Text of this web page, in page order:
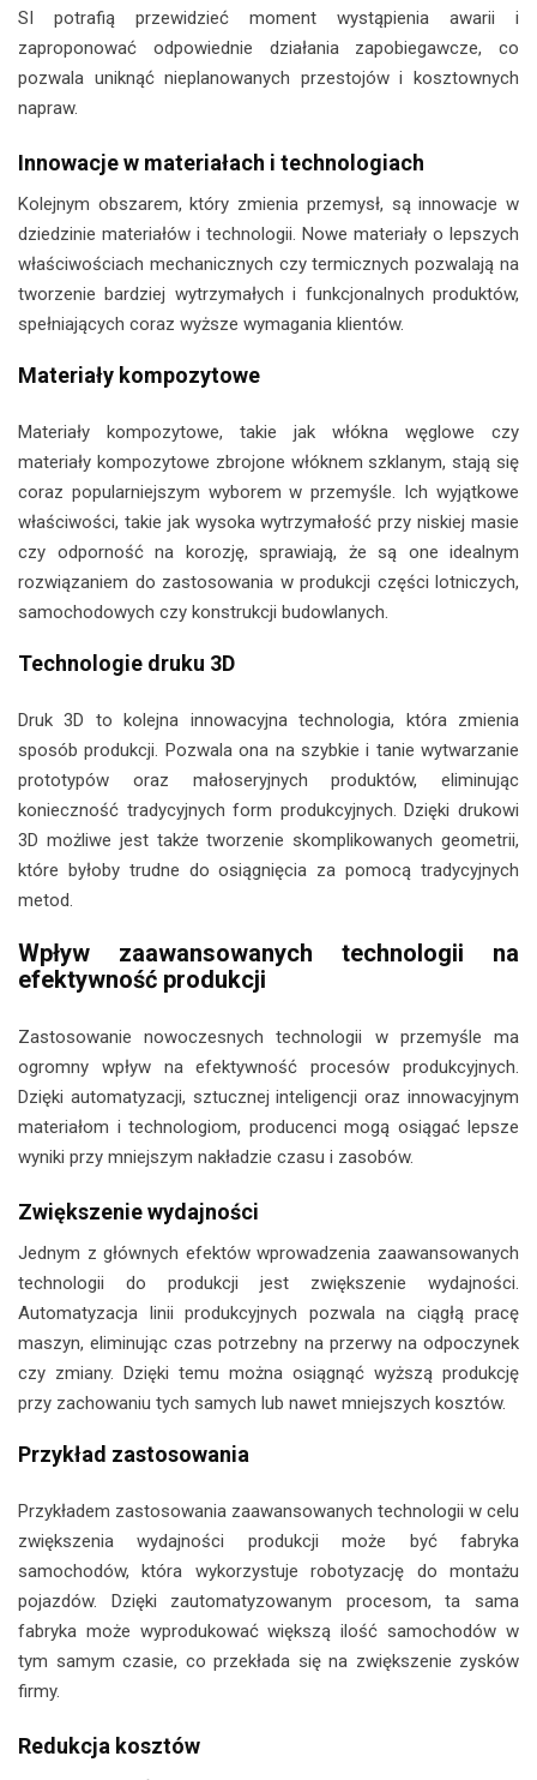
SI potrafią przewidzieć moment wystąpienia awarii i
zaproponować odpowiednie działania zapobiegawcze, co
pozwala uniknąć nieplanowanych przestojów i kosztownych
napraw.
Innowacje w materiałach i technologiach
Kolejnym obszarem, który zmienia przemysł, są innowacje w
dziedzinie materiałów i technologii. Nowe materiały o lepszych
właściwościach mechanicznych czy termicznych pozwalają na
tworzenie bardziej wytrzymałych i funkcjonalnych produktów,
spełniających coraz wyższe wymagania klientów.
Materiały kompozytowe
Materiały kompozytowe, takie jak włókna węglowe czy
materiały kompozytowe zbrojone włóknem szklanym, stają się
coraz popularniejszym wyborem w przemyśle. Ich wyjątkowe
właściwości, takie jak wysoka wytrzymałość przy niskiej masie
czy odporność na korozję, sprawiają, że są one idealnym
rozwiązaniem do zastosowania w produkcji części lotniczych,
samochodowych czy konstrukcji budowlanych.
Technologie druku 3D
Druk 3D to kolejna innowacyjna technologia, która zmienia
sposób produkcji. Pozwala ona na szybkie i tanie wytwarzanie
prototypów oraz małoseryjnych produktów, eliminując
konieczność tradycyjnych form produkcyjnych. Dzięki drukowi
3D możliwe jest także tworzenie skomplikowanych geometrii,
które byłoby trudne do osiągnięcia za pomocą tradycyjnych
metod.
Wpływ zaawansowanych technologii na
efektywność produkcji
Zastosowanie nowoczesnych technologii w przemyśle ma
ogromny wpływ na efektywność procesów produkcyjnych.
Dzięki automatyzacji, sztucznej inteligencji oraz innowacyjnym
materiałom i technologiom, producenci mogą osiągać lepsze
wyniki przy mniejszym nakładzie czasu i zasobów.
Zwiększenie wydajności
Jednym z głównych efektów wprowadzenia zaawansowanych
technologii do produkcji jest zwiększenie wydajności.
Automatyzacja linii produkcyjnych pozwala na ciągłą pracę
maszyn, eliminując czas potrzebny na przerwy na odpoczynek
czy zmiany. Dzięki temu można osiągnąć wyższą produkcję
przy zachowaniu tych samych lub nawet mniejszych kosztów.
Przykład zastosowania
Przykładem zastosowania zaawansowanych technologii w celu
zwiększenia wydajności produkcji może być fabryka
samochodów, która wykorzystuje robotyzację do montażu
pojazdów. Dzięki zautomatyzowanym procesom, ta sama
fabryka może wyprodukować większą ilość samochodów w
tym samym czasie, co przekłada się na zwiększenie zysków
firmy.
Redukcja kosztów